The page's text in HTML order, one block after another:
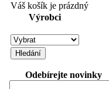
Váš košík je prázdný
Výrobci
Odebírejte novinky